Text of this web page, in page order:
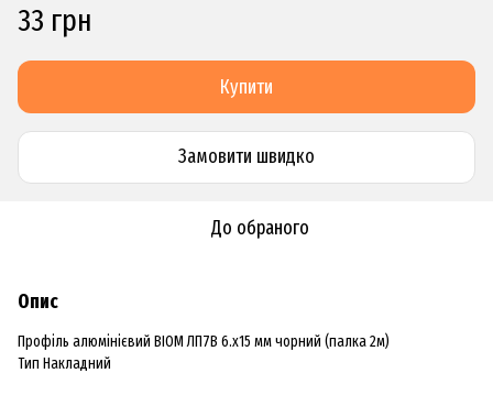
33 грн
Купити
Замовити швидко
До обраного
Опис
Профіль алюмінієвий BIOM ЛП7B 6.х15 мм чорний (палка 2м)
Тип Накладний